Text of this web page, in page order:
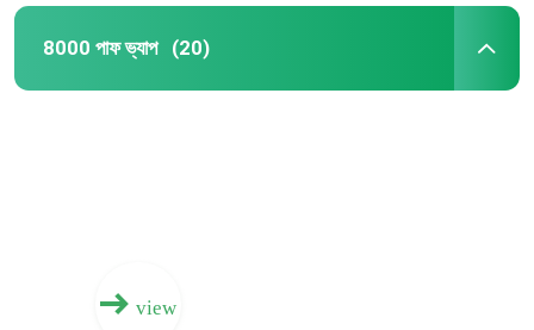
আমাদের সম্পর্কে
8000 পাফ ভ্যাপ (20)
view